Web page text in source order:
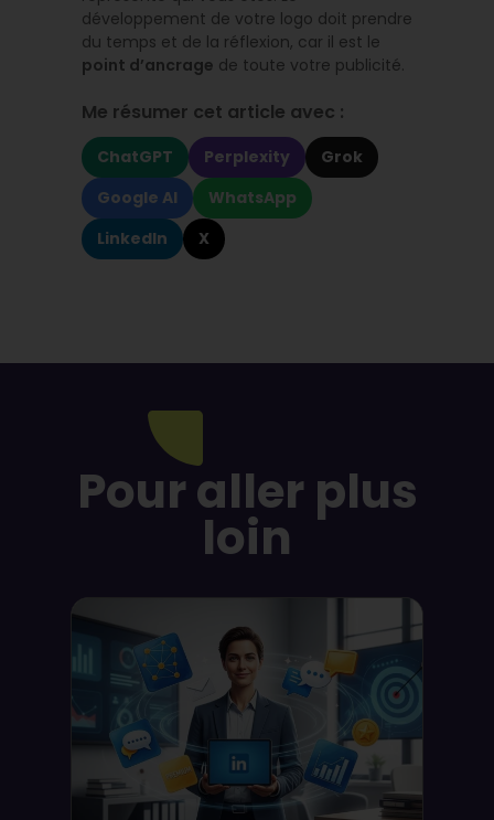
développement de votre logo doit prendre
du temps et de la réflexion, car il est le
point d’ancrage de toute votre publicité.
Me résumer cet article avec :
ChatGPT Perplexity
Grok
Google AI
WhatsApp
LinkedIn
X
Pour aller plus
loin